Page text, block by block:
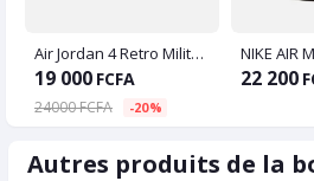
Air Jordan 4 Retro Military Black
19 000 FCFA
24000 FCFA -20%
22 200
Autres produits de la